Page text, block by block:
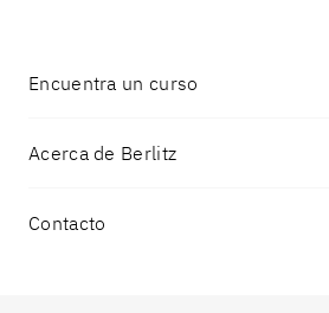
Encuentra un curso
Acerca de Berlitz
Contacto